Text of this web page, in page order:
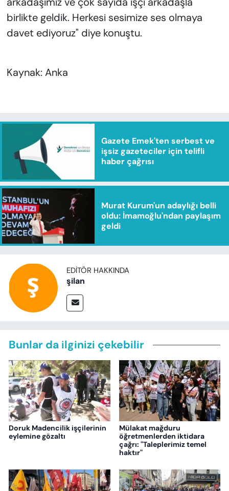
birlikte geldik. Herkesi sesimize ses olmaya
davet ediyoruz" diye konuştu.
Kaynak: Anka
Gazete Emek'ten serbest ve
işsiz gazeteciler için telifli
haber çağrısı
Murat Kurum'un adaylığı belli
oldu: İmamoğlu'ndan paylaşım
geldi
EDITÖR HAKKINDA
şilan
Bunlar da ilginizi çekebilir
Doruk Madencilik işçilerinin
eylemine gözaltı
Mülakat mağduru
öğretmenlerden iktidara
çağrı: "Taleplerimiz temel
haktır"